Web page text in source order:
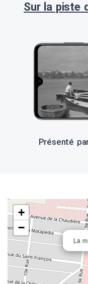
Sur la piste
Présenté
La
+
−